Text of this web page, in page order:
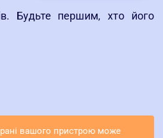
Будьте першим, хто його
вашого пристрою може